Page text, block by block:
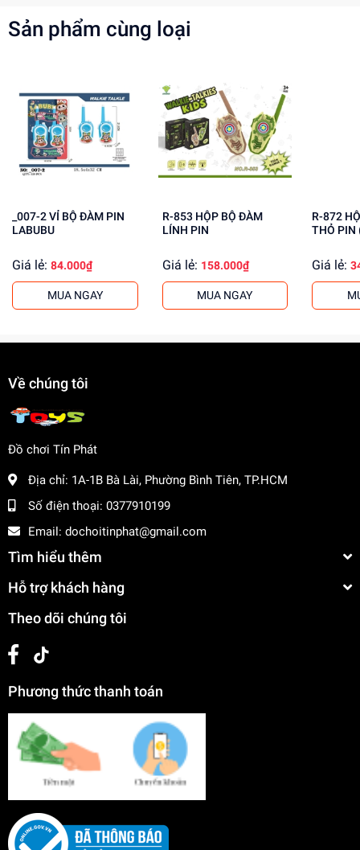
Lợi Ích Phát Triển
Rèn luyện kỹ năng phối hợp tay mắt
Tăng cường khả năng tập trung
Mua ngay tạidochoitinphat.com, chúng tôi cung cấp giá sỉ
cho khách buôn. Liên hệ ngay để biết thêm thông tin!
Sản phẩm cùng loại
_007-2 VỈ BỘ ĐÀM PIN
LABUBU
Giá lẻ: 84.000₫
MUA NGAY
R-853 HỘP BỘ ĐÀM
LÍNH PIN
Giá lẻ: 158.000₫
MUA NGAY
R-872 HỘP BỘ ĐÀM
THỎ PIN
Giá lẻ:
Về chúng tôi
Đồ chơi Tín Phát
Địa chỉ: 1A-1B Bà Lài, Phường Bình Tiên, TP.HCM
Số điện thoại: 0377910199
Email: dochoitinphat@gmail.com
Tìm hiểu thêm
Hỗ trợ khách hàng
Theo dõi chúng tôi
Phương thức thanh toán